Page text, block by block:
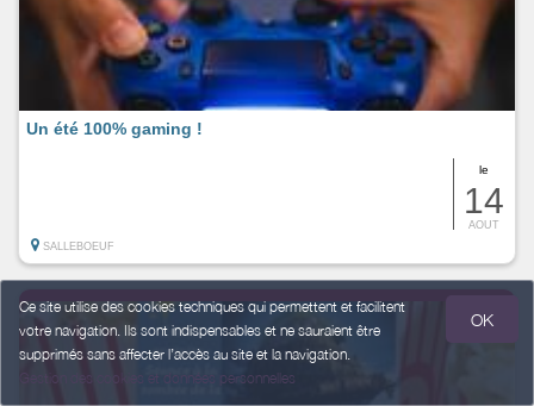
Ce site utilise des cookies techniques qui permettent et facilitent
votre navigation. Ils sont indispensables et ne sauraient être
supprimés sans affecter l’accès au site et la navigation.
Gestion des cookies et données personnelles
OK
le
14
AOUT
Un été 100% gaming !
SALLEBOEUF